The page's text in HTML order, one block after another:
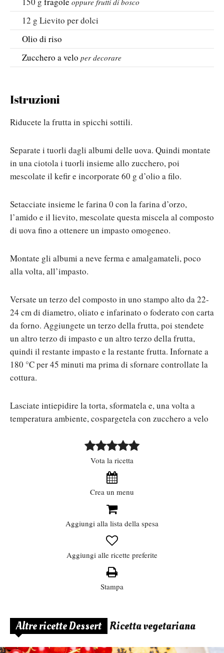
12 g Lievito per dolci
Olio di riso
Zucchero a velo per decorare
Istruzioni
Riducete la frutta in spicchi sottili.
Separate i tuorli dagli albumi delle uova. Quindi montate
in una ciotola i tuorli insieme allo zucchero, poi
mescolate il kefir e incorporate 60 g d’olio a filo.
Setacciate insieme le farina 0 con la farina d’orzo,
l’amido e il lievito, mescolate questa miscela al composto
di uova fino a ottenere un impasto omogeneo.
Montate gli albumi a neve ferma e amalgamateli, poco
alla volta, all’impasto.
Versate un terzo del composto in uno stampo alto da 22-
24 cm di diametro, oliato e infarinato o foderato con carta
da forno. Aggiungete un terzo della frutta, poi stendete
un altro terzo di impasto e un altro terzo della frutta,
quindi il restante impasto e la restante frutta. Infornate a
180 °C per 45 minuti ma prima di sfornare controllate la
cottura.
Lasciate intiepidire la torta, sformatela e, una volta a
temperatura ambiente, cospargetela con zucchero a velo
Vota la ricetta
Crea un menu
Aggiungi alla lista della spesa
Aggiungi alle ricette preferite
Stampa
Altre ricette Dessert Ricetta vegetariana